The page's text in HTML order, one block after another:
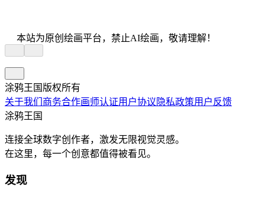
本站为原创绘画平台，禁止AI绘画，敬请理解！
涂鸦王国版权所有
关于我们 商务合作画师认证用户协议 隐私政策用户反馈
涂鸦王国
连接全球数字创作者，激发无限视觉灵感。
在这里，每一个创意都值得被看见。
发现